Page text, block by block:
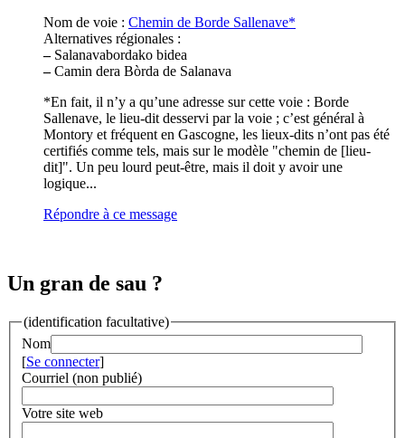
Nom de voie : Chemin de Borde Sallenave*
Alternatives régionales :
–Salanavabordako bidea
–Camin dera Bòrda de Salanava
*En fait, il n’y a qu’une adresse sur cette voie : Borde
Sallenave, le lieu-dit desservi par la voie ; c’est général à
Montory et fréquent en Gascogne, les lieux-dits n’ont pas été
certifiés comme tels, mais sur le modèle "chemin de [lieu-
dit]". Un peu lourd peut-être, mais il doit y avoir une
logique...
Répondre à ce message
Un gran de sau ?
(identification facultative)
Nom
[Se connecter]
Courriel (non publié)
Votre site web